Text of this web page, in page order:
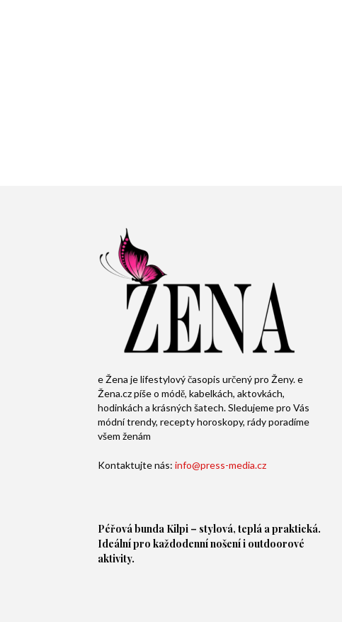
e Žena je lifestylový časopis určený pro Ženy. e
Žena.cz píše o módě, kabelkách, aktovkách,
hodinkách a krásných šatech. Sledujeme pro Vás
módní trendy, recepty horoskopy, rády poradíme
všem ženám
Kontaktujte nás: info@press-media.cz
Péřová bunda Kilpi – stylová, teplá a praktická.
Ideální pro každodenní nošení i outdoorové
aktivity.